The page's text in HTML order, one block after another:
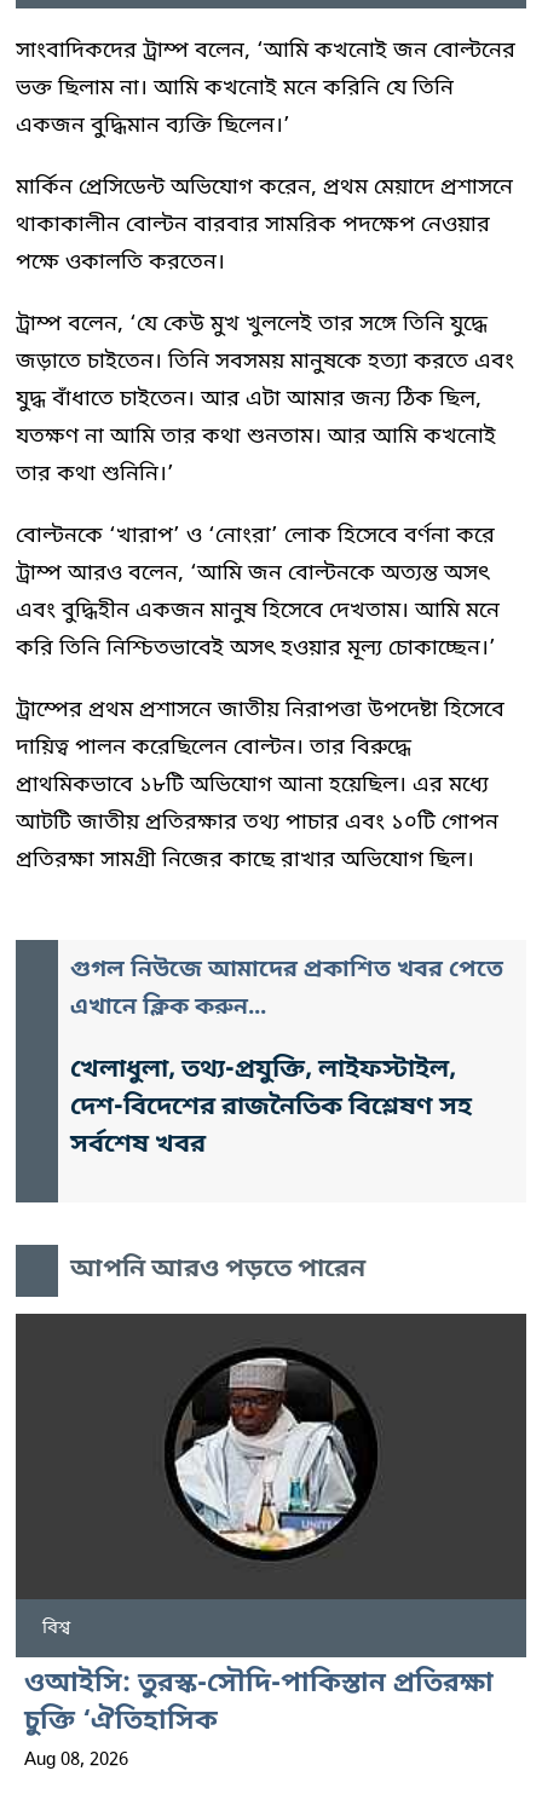
সাংবাদিকদের ট্রাম্প বলেন, ‘আমি কখনোই জন বোল্টনের
ভক্ত ছিলাম না। আমি কখনোই মনে করিনি যে তিনি
একজন বুদ্ধিমান ব্যক্তি ছিলেন।’
মার্কিন প্রেসিডেন্ট অভিযোগ করেন, প্রথম মেয়াদে প্রশাসনে
থাকাকালীন বোল্টন বারবার সামরিক পদক্ষেপ নেওয়ার
পক্ষে ওকালতি করতেন।
ট্রাম্প বলেন, ‘যে কেউ মুখ খুললেই তার সঙ্গে তিনি যুদ্ধে
জড়াতে চাইতেন। তিনি সবসময় মানুষকে হত্যা করতে এবং
যুদ্ধ বাঁধাতে চাইতেন। আর এটা আমার জন্য ঠিক ছিল,
যতক্ষণ না আমি তার কথা শুনতাম। আর আমি কখনোই
তার কথা শুনিনি।’
বোল্টনকে ‘খারাপ’ ও ‘নোংরা’ লোক হিসেবে বর্ণনা করে
ট্রাম্প আরও বলেন, ‘আমি জন বোল্টনকে অত্যন্ত অসৎ
এবং বুদ্ধিহীন একজন মানুষ হিসেবে দেখতাম। আমি মনে
করি তিনি নিশ্চিতভাবেই অসৎ হওয়ার মূল্য চোকাচ্ছেন।’
ট্রাম্পের প্রথম প্রশাসনে জাতীয় নিরাপত্তা উপদেষ্টা হিসেবে
দায়িত্ব পালন করেছিলেন বোল্টন। তার বিরুদ্ধে
প্রাথমিকভাবে ১৮টি অভিযোগ আনা হয়েছিল। এর মধ্যে
আটটি জাতীয় প্রতিরক্ষার তথ্য পাচার এবং ১০টি গোপন
প্রতিরক্ষা সামগ্রী নিজের কাছে রাখার অভিযোগ ছিল।
গুগল নিউজে আমাদের প্রকাশিত খবর পেতে
এখানে ক্লিক করুন...
খেলাধুলা, তথ্য-প্রযুক্তি, লাইফস্টাইল,
দেশ-বিদেশের রাজনৈতিক বিশ্লেষণ সহ
সর্বশেষ খবর
আপনি আরও পড়তে পারেন
বিশ্ব
ওআইসি: তুরস্ক-সৌদি-পাকিস্তান প্রতিরক্ষা
চুক্তি ‘ঐতিহাসিক
Aug 08, 2026